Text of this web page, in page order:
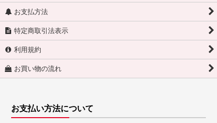
お支払方法
特定商取引法表示
利用規約
お買い物の流れ
お支払い方法について